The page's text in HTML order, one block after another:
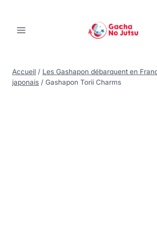
Accueil / Les Gashapon débarquent en
japonais / Gashapon Torii Charms